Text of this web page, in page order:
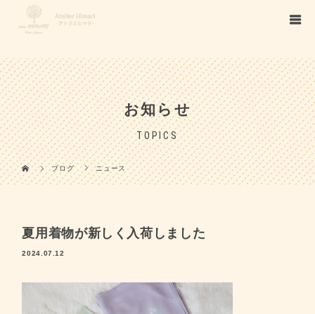
/**/
お知らせ
TOPICS
ブログ ニュース
夏用着物が新しく入荷しました
2024.07.12